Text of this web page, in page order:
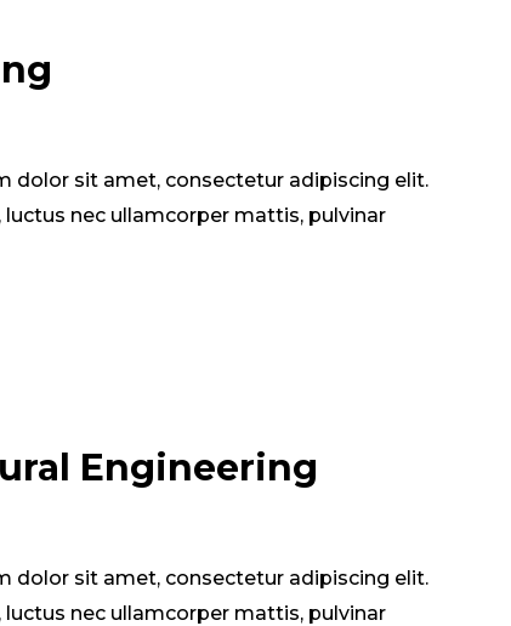
dolor sit amet, consectetur adipiscing elit.
luctus nec ullamcorper mattis, pulvinar
Engineering
dolor sit amet, consectetur adipiscing elit.
luctus nec ullamcorper mattis, pulvinar